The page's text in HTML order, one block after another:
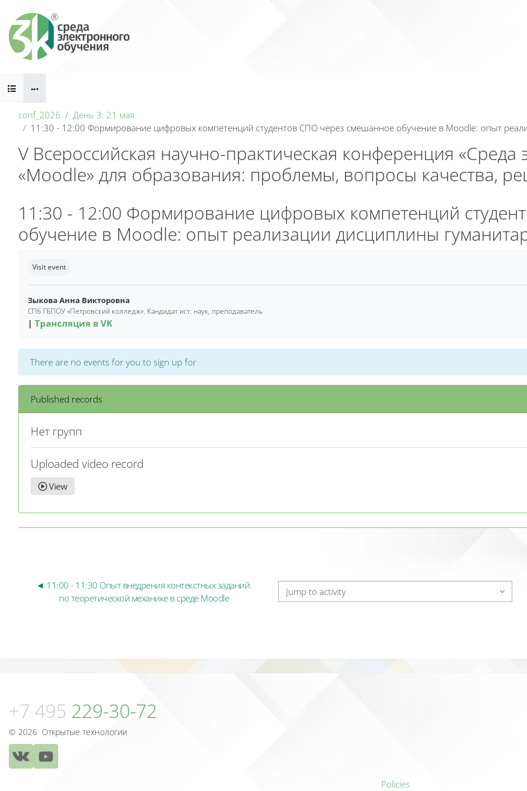
Blocks
conf_2026
День 3: 21 мая
11:30 - 12:00 Формирование цифровых компетенций студентов СПО через смешанное обучение в Moodle: опыт
V Всероссийская научно-практическая конференция «Среда
«Moodle» для образования: проблемы, вопросы качества,
Blocks
11:30 - 12:00 Формирование цифровых компетенций
обучение в Moodle: опыт реализации дисциплины
Visit event
Зыкова Анна Викторовна
СПб ГБПОУ «Петровский колледж». Кандидат ист. наук, преподаватель
Трансляция в VK
There are no events for you to sign up for
Published records
Нет групп
Uploaded video record
View
◄ 11:00 - 11:30 Опыт внедрения контекстных заданий
по теоретической механике в среде Moodle
Jump to activity
+7 495 229-30-72
© 2026 Открытые технологии
Policies